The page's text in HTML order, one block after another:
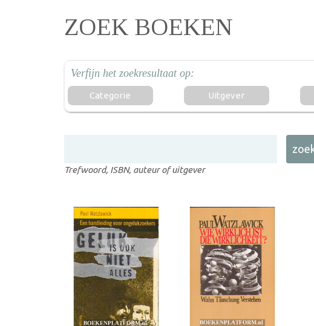
ZOEK BOEKEN
Categorie Uitgever
Trefwoord, ISBN, auteur of uitgever